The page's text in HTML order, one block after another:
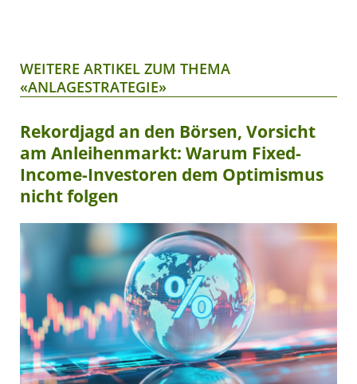
WEITERE ARTIKEL ZUM THEMA
«ANLAGESTRATEGIE»
Rekordjagd an den Börsen, Vorsicht
am Anleihenmarkt: Warum Fixed-
Income-Investoren dem Optimismus
nicht folgen